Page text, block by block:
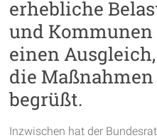
erhebliche
und
einen
die
begrüßt.
Inzwischen hat der